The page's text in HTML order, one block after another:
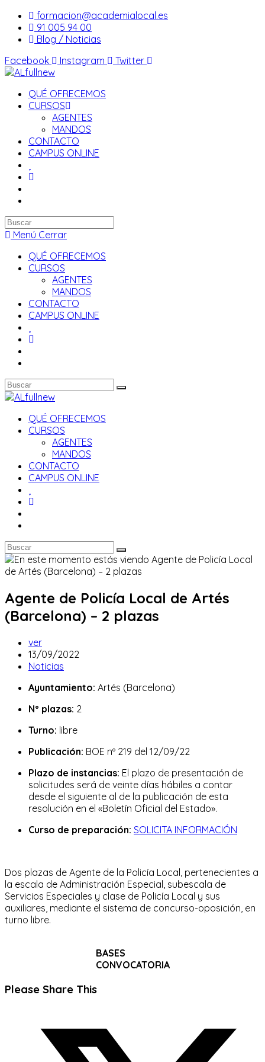
Saltar
contenido
formacion@academialocal.es
91 005 94 00
Blog / Noticias
Facebook
Instagram Twitter
QUÉ OFRECEMOS
CURSOS
AGENTES
MANDOS
CONTACTO
CAMPUS ONLINE
Buscar
en
web
Menú Cerrar
QUÉ OFRECEMOS
CURSOS
AGENTES
MANDOS
CONTACTO
CAMPUS ONLINE
QUÉ OFRECEMOS
CURSOS
AGENTES
MANDOS
CONTACTO
CAMPUS ONLINE
Agente de Policía Local de Artés
(Barcelona) – 2 plazas
Autor
de
la
ver
Publicación
de
entrada:
13/09/2022
Categoría
la
Noticias
Ayuntamiento: Artés (Barcelona)
Nº plazas: 2
Turno: libre
Publicación: BOE nº 219 del 12/09/22
Plazo de instancias: El plazo de presentación de
solicitudes será de veinte días hábiles a contar
desde el siguiente al de la publicación de esta
resolución en el «Boletín Oficial del Estado».
Curso de preparación: SOLICITA INFORMACIÓN
Dos plazas de Agente de la Policía Local, pertenecientes a
la escala de Administración Especial, subescala de
Servicios Especiales y clase de Policía Local y sus
auxiliares, mediante el sistema de concurso-oposición, en
turno libre.
BASES
CONVOCATORIA
Please Share ThisCompartir